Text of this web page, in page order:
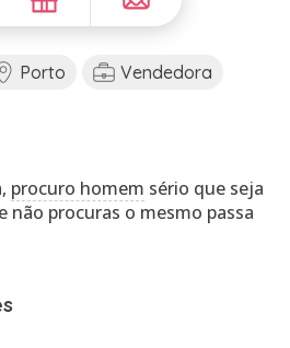
Porto Vendedora
procuro homem sério que seja
não procuras o mesmo passa